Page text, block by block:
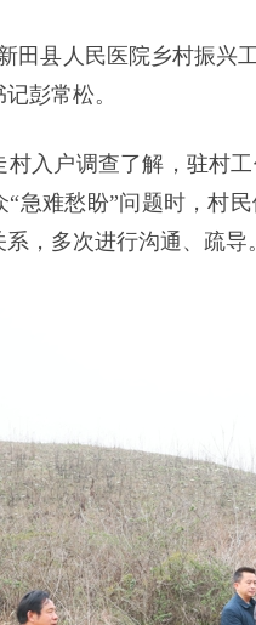
田县人民医院乡村振兴
彭常松。
村入户调查了解，驻村
“急难愁盼”问题时，村
，多次进行沟通、疏导。